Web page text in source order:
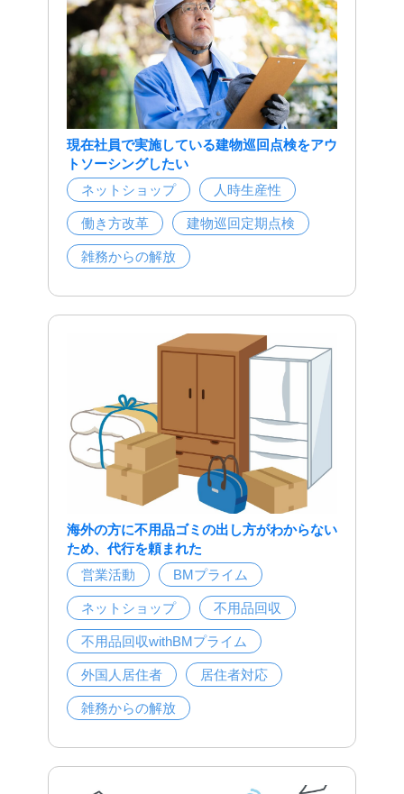
現在社員で実施している建物巡回点検をアウ
トソーシングしたい
ネットショップ
人時生産性
働き方改革 建物巡回定期点検
雑務からの解放
海外の方に不用品ゴミの出し方がわからない
ため、代行を頼まれた
営業活動
BMプライム
ネットショップ 不用品回収
不用品回収withBMプライム
外国人居住者 居住者対応
雑務からの解放